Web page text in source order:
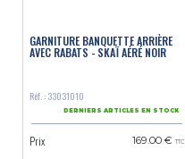
GARNITURE BANQUETTE ARRIÈRE
AVEC RABATS - SKAÏ AÉRÉ NOIR
Réf. : 33031010
DERNIERS ARTICLES EN STOCK
Prix 169.00 € TTC